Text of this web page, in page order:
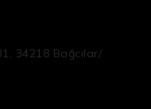
34218 Bağcılar/